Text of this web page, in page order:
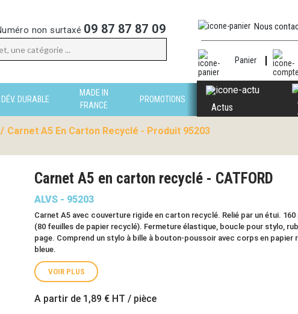
non surtaxé 09 87 87 87 09 Nous
Panier
DÉV. DURABLE
MADE IN
FRANCE
PROMOTIONS
Actus
/ Carnet A5 En Carton Recyclé - Produit 95203
Carnet A5 en carton recyclé - CATFORD
ALVS - 95203
Carnet A5 avec couverture rigide en carton recyclé. Relié par un étui. 160
(80 feuilles de papier recyclé). Fermeture élastique, boucle pour stylo,
page. Comprend un stylo à bille à bouton-poussoir avec corps en papier
bleue.
VOIR PLUS
A partir de 1,89 € HT / pièce